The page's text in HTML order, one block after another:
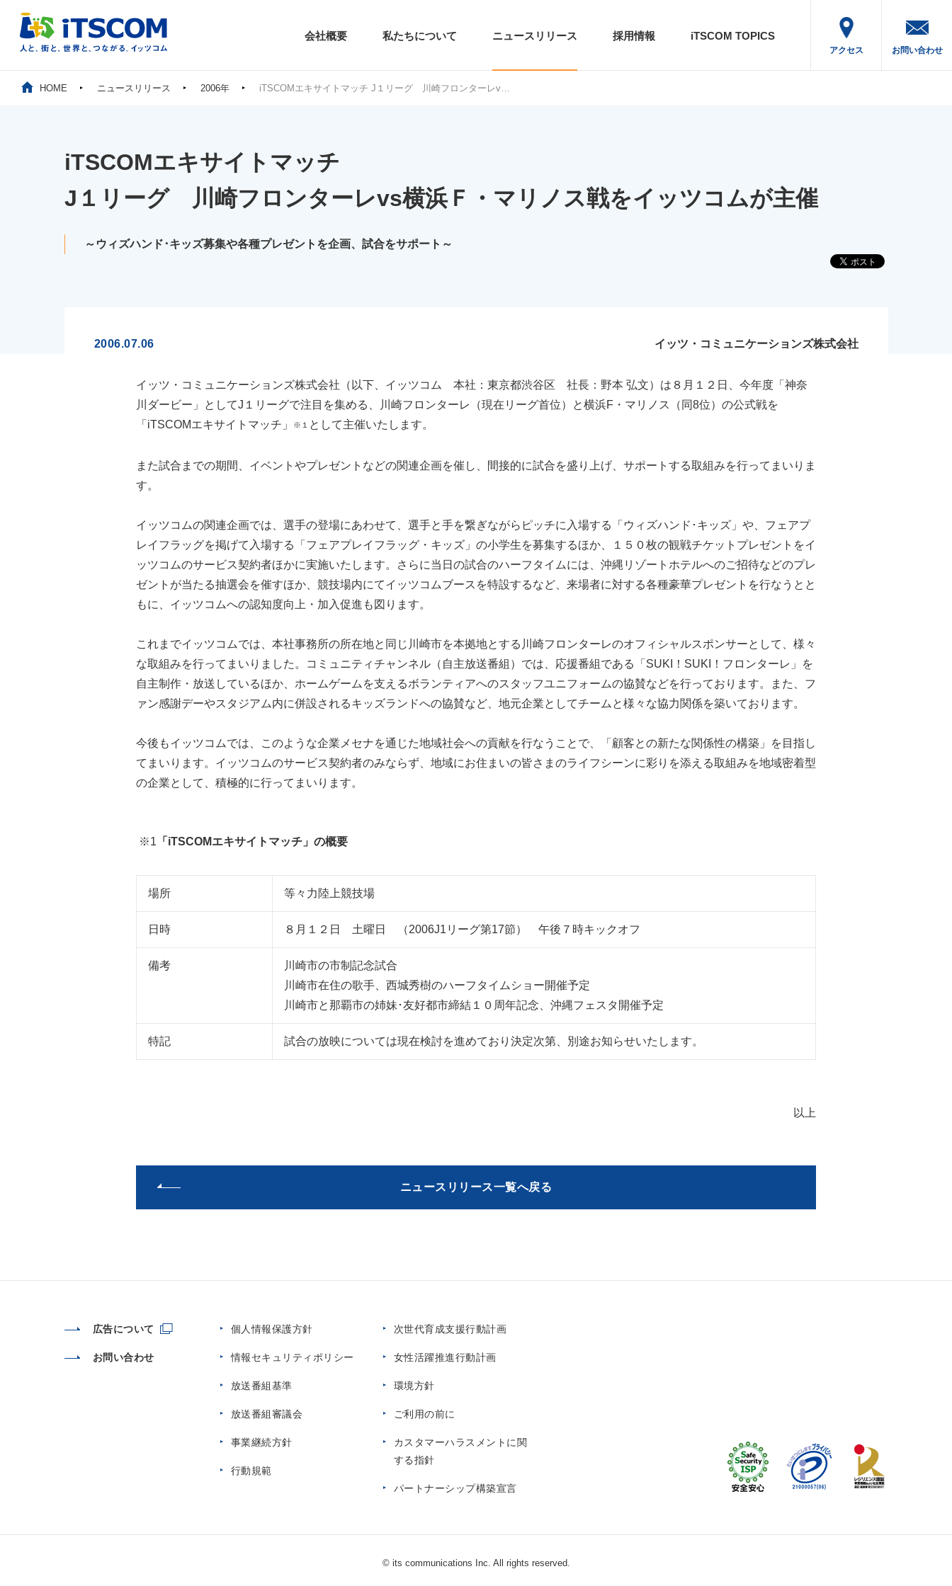
会社概要 私たちについて ニュースリリース 採用情報 iTSCOM TOPICS
アクセス お問い合わせ
HOME ニュースリリース 2006年 iTSCOMエキサイトマッチ J１リーグ 川崎フロンターレv…
iTSCOMエキサイトマッチ
J１リーグ 川崎フロンターレvs横浜Ｆ・マリノス戦をイッツコムが主催
～ウィズハンド･キッズ募集や各種プレゼントを企画、試合をサポート～
2006.07.06 イッツ・コミュニケーションズ株式会社
イッツ・コミュニケーションズ株式会社（以下、イッツコム 本社：東京都渋谷区 社長：野本 弘文）は８月１２日、今年度「神奈
川ダービー」としてJ１リーグで注目を集める、川崎フロンターレ（現在リーグ首位）と横浜F・マリノス（同8位）の公式戦を
「iTSCOMエキサイトマッチ」
※１ として主催いたします。
また試合までの期間、イベントやプレゼントなどの関連企画を催し、間接的に試合を盛り上げ、サポートする取組みを行ってまいりま
す。
イッツコムの関連企画では、選手の登場にあわせて、選手と手を繋ぎながらピッチに入場する「ウィズハンド･キッズ」や、フェアプ
レイフラッグを掲げて入場する「フェアプレイフラッグ・キッズ」の小学生を募集するほか、１５０枚の観戦チケットプレゼントをイ
ッツコムのサービス契約者ほかに実施いたします。さらに当日の試合のハーフタイムには、沖縄リゾートホテルへのご招待などのプレ
ゼントが当たる抽選会を催すほか、競技場内にてイッツコムブースを特設するなど、来場者に対する各種豪華プレゼントを行なうとと
もに、イッツコムへの認知度向上・加入促進も図ります。
これまでイッツコムでは、本社事務所の所在地と同じ川崎市を本拠地とする川崎フロンターレのオフィシャルスポンサーとして、様々
な取組みを行ってまいりました。コミュニティチャンネル（自主放送番組）では、応援番組である「SUKI！SUKI！フロンターレ」を
自主制作・放送しているほか、ホームゲームを支えるボランティアへのスタッフユニフォームの協賛などを行っております。また、フ
ァン感謝デーやスタジアム内に併設されるキッズランドへの協賛など、地元企業としてチームと様々な協力関係を築いております。
今後もイッツコムでは、このような企業メセナを通じた地域社会への貢献を行なうことで、「顧客との新たな関係性の構築」を目指し
てまいります。イッツコムのサービス契約者のみならず、地域にお住まいの皆さまのライフシーンに彩りを添える取組みを地域密着型
の企業として、積極的に行ってまいります。
※1 「iTSCOMエキサイトマッチ」の概要
場所 等々力陸上競技場
日時 ８月１２日 土曜日 （2006J1リーグ第17節） 午後７時キックオフ
備考
川崎市の市制記念試合
川崎市在住の歌手、西城秀樹のハーフタイムショー開催予定
川崎市と那覇市の姉妹･友好都市締結１０周年記念、沖縄フェスタ開催予定
特記 試合の放映については現在検討を進めており決定次第、別途お知らせいたします。
以上
ニュースリリース一覧へ戻る
広告について
お問い合わせ
個人情報保護方針
情報セキュリティポリシー
放送番組基準
放送番組審議会
事業継続方針
行動規範
次世代育成支援行動計画
女性活躍推進行動計画
環境方針
ご利用の前に
カスタマーハラスメントに関
する指針
パートナーシップ構築宣言
© its communications Inc. All rights reserved.